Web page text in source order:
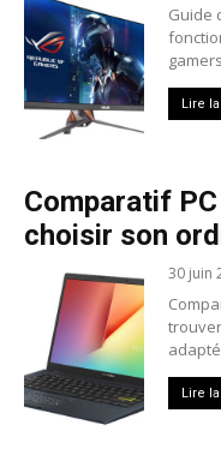
Guide
Lire
Comparatif
choisir son
30 juin
Lire